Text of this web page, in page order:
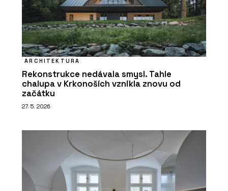
ARCHITEKTURA
Rekonstrukce nedávala smysl. Tahle
chalupa v Krkonoších vznikla znovu od
začátku
27. 5. 2026